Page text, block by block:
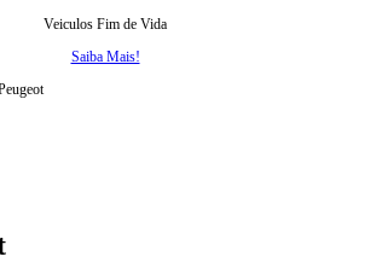
Veiculos Fim de Vida
Saiba Mais!